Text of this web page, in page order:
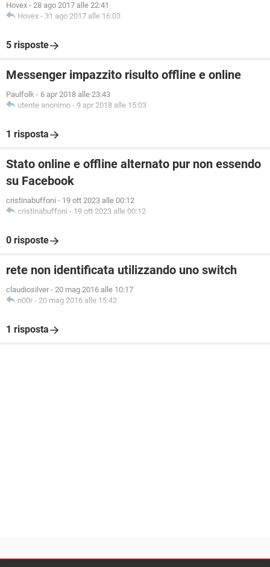
Hovex - 28 ago 2017 alle 22:41
Hovex - 31 ago 2017 alle 16:03
5 risposte
Messenger impazzito risulto offline e online
Paulfolk - 6 apr 2018 alle 23:43
utente anonimo - 9 apr 2018 alle 15:03
1 risposta
Stato online e offline alternato pur non essendo
su Facebook
cristinabuffoni - 19 ott 2023 alle 00:12
cristinabuffoni - 19 ott 2023 alle 00:12
0 risposte
rete non identificata utilizzando uno switch
claudiosilver - 20 mag 2016 alle 10:17
n00r - 20 mag 2016 alle 15:42
1 risposta